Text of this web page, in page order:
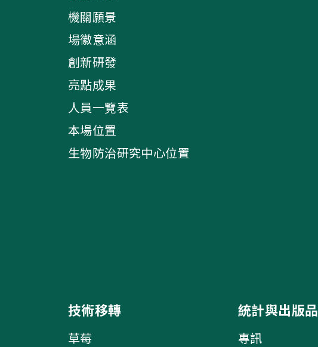
機關願景
場徽意涵
創新研發
亮點成果
人員一覽表
本場位置
生物防治研究中心位置
技術移轉
草莓
統計與出版品
專訊